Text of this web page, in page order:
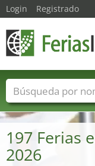
197 Ferias
2026
Login Registrado
Nombres de
Sectores de ferias
Sectores de